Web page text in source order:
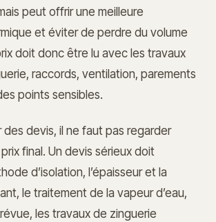
peut offrir une meilleure
et éviter de perdre du volume
doit donc être lu avec les travaux
raccords, ventilation, parements
points sensibles.
des devis, il ne faut pas regarder
final. Un devis sérieux doit
d’isolation, l’épaisseur et la
le traitement de la vapeur d’eau,
les travaux de zinguerie